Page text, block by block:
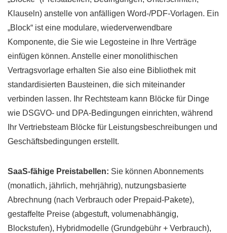
Klauseln) anstelle von anfälligen Word-/PDF-Vorlagen. Ein
„Block“ ist eine modulare, wiederverwendbare
Komponente, die Sie wie Legosteine in Ihre Verträge
einfügen können. Anstelle einer monolithischen
Vertragsvorlage erhalten Sie also eine Bibliothek mit
standardisierten Bausteinen, die sich miteinander
verbinden lassen. Ihr Rechtsteam kann Blöcke für Dinge
wie DSGVO- und DPA-Bedingungen einrichten, während
Ihr Vertriebsteam Blöcke für Leistungsbeschreibungen und
Geschäftsbedingungen erstellt.
SaaS-fähige Preistabellen: Sie können Abonnements
(monatlich, jährlich, mehrjährig), nutzungsbasierte
Abrechnung (nach Verbrauch oder Prepaid-Pakete),
gestaffelte Preise (abgestuft, volumenabhängig,
Blockstufen), Hybridmodelle (Grundgebühr + Verbrauch),